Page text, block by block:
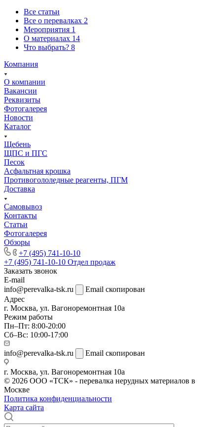
Все статьи
Все о перевалках 2
Мероприятия 1
О материалах 14
Что выбрать? 8
Компания
О компании
Вакансии
Реквизиты
Фотогалерея
Новости
Каталог
Щебень
ЩПС и ПГС
Песок
Асфальтная крошка
Противогололедные реагенты, ПГМ
Доставка
Самовывоз
Контакты
Статьи
Фотогалерея
Обзоры
+7 (495) 741-10-10
+7 (495) 741-10-10 Отдел продаж
Заказать звонок
E-mail
info@perevalka-tsk.ru
Email скопирован
Адрес
г. Москва, ул. Вагоноремонтная 10а
Режим работы
Пн–Пт: 8:00-20:00
Сб–Вс: 10:00-17:00
info@perevalka-tsk.ru Email скопирован
г. Москва, ул. Вагоноремонтная 10а
© 2026 ООО «ТСК» - перевалка нерудных материалов в
Москве
Политика конфиденциальности
Карта сайта